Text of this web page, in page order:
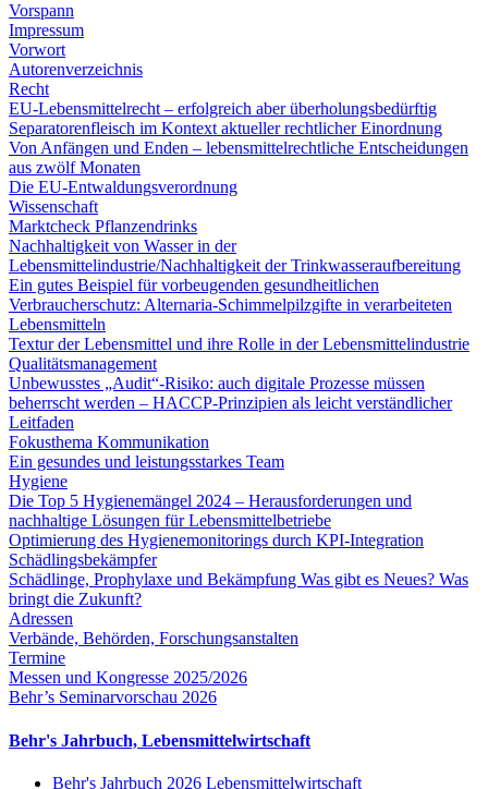
Vorspann
Impressum
Vorwort
Autorenverzeichnis
Recht
EU-Lebensmittelrecht – erfolgreich aber überholungsbedürftig
Separatorenfleisch im Kontext aktueller rechtlicher Einordnung
Von Anfängen und Enden – lebensmittelrechtliche Entscheidungen
aus zwölf Monaten
Die EU-Entwaldungs­verordnung
Wissenschaft
Marktcheck Pflanzendrinks
Nachhaltigkeit von Wasser in der
Lebensmittelindustrie/Nachhaltigkeit der Trinkwasseraufbereitung
Ein gutes Beispiel für vorbeugenden gesundheitlichen
Verbraucherschutz: Alternaria-Schimmelpilzgifte in verarbeiteten
Lebensmitteln
Textur der Lebensmittel und ihre Rolle in der Lebensmittelindustrie
Qualitätsmanagement
Unbewusstes „Audit“-Risiko: auch digitale Prozesse müssen
beherrscht werden – HACCP-Prinzipien als leicht verständlicher
Leitfaden
Fokusthema Kommunikation
Ein gesundes und leistungsstarkes Team
Hygiene
Die Top 5 Hygienemängel 2024 – Herausforderungen und
nachhaltige Lösungen für Lebensmittelbetriebe
Optimierung des Hygienemonitorings durch KPI-Integration
Schädlingsbekämpfer
Schädlinge, Prophylaxe und Bekämpfung Was gibt es Neues? Was
bringt die Zukunft?
Adressen
Verbände, Behörden, Forschungsanstalten
Termine
Messen und Kongresse 2025/2026
Behr’s Seminarvorschau 2026
Behr's Jahrbuch, Lebensmittelwirtschaft
Behr's Jahrbuch 2026 Lebensmittelwirtschaft